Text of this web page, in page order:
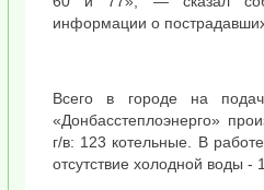
информации о
Всего в городе на
«Донбасстеплоэнерго»
г/в: 123 котельные. В
отсутствие холодной воды -